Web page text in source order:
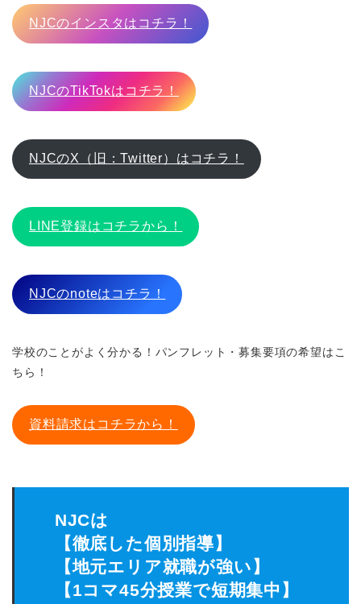
NJCのインスタはコチラ！
NJCのTikTokはコチラ！
NJCのX（旧：Twitter）はコチラ！
LINE登録はコチラから！
NJCのnoteはコチラ！
学校のことがよく分かる！パンフレット・募集要項の希望はこ
ちら！
資料請求はコチラから！
NJCは
【徹底した個別指導】
【地元エリア就職が強い】
【1コマ45分授業で短期集中】